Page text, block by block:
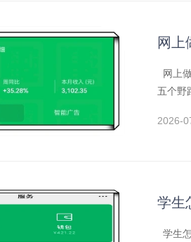
网上
网上
五个野
2026-
学生
学生